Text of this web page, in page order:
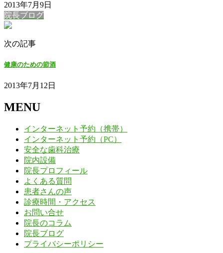
2013年7月9日
院長ブログ
次の記事
健康のための節酒
2013年7月12日
MENU
インターネット予約（携帯）
インターネット予約（PC）
安全な歯科治療
院内設備
院長プロフィール
よくある質問
患者さんの声
診療時間・アクセス
お問い合せ
院長のコラム
院長ブログ
プライバシーポリシー